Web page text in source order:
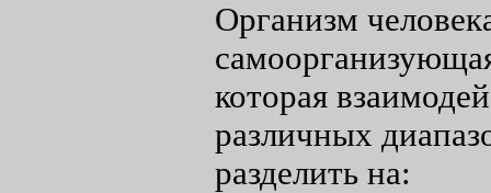
Организм
которая
различных
разделить на: